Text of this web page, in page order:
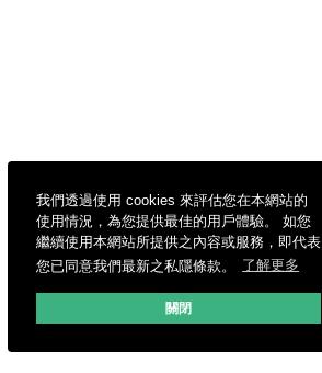
我們透過使用 cookies 來評估您在本網站的
使用情況，為您提供最佳的用戶體驗。 如您
繼續使用本網站所提供之內容或服務，即代表
您已同意我們最新之私隱條款。
了解更多
關閉